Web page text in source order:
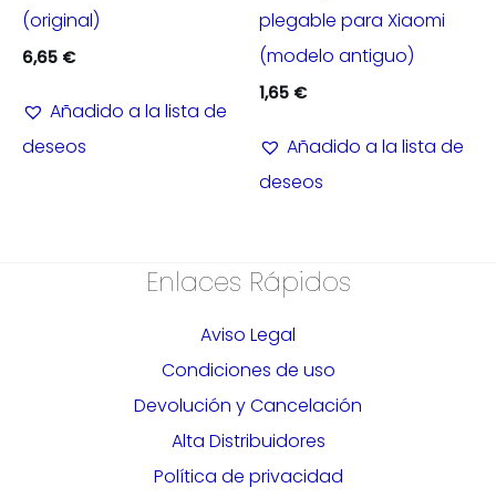
(original)
6,65 €
Añadido a la lista de
deseos
plegable para Xiaomi
(modelo antiguo)
1,65 €
Añadido a la lista de
deseos
Enlaces Rápidos
Aviso Legal
Condiciones de uso
Devolución y Cancelación
Alta Distribuidores
Política de privacidad